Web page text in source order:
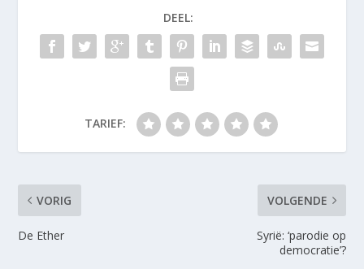
DEEL:
TARIEF:
VORIG
De Ether
VOLGENDE
Syrië: ‘parodie op
democratie’?